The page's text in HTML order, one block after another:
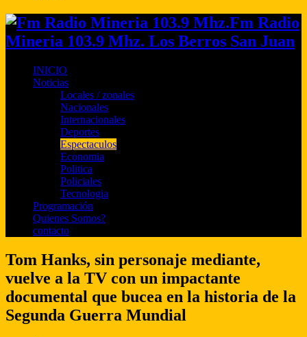
Fm Radio
Mineria 103.9 Mhz. Los Berros San Juan
INICIO
Noticias
Locales / zonales
Nacionales
Internacionales
Deportes
Espectaculos
Economia
Politica
Policiales
Tecnologia
Programación
Quienes Somos?
contacto
Tom Hanks, sin personaje mediante,
vuelve a la TV con un impactante
documental que bucea en la historia de la
Segunda Guerra Mundial